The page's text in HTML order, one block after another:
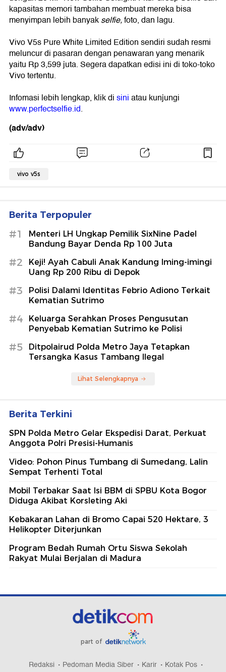
kapasitas memori tambahan membuat mereka bisa
menyimpan lebih banyakselfie,foto, dan lagu.
Vivo V5s Pure White Limited Edition sendiri sudah resmi
meluncur di pasaran dengan penawaran yang menarik
yaitu Rp 3,599 juta. Segera dapatkan edisi ini di toko-toko
Vivo tertentu.
Infomasi lebih lengkap, klik disiniatau kunjungi
www.perfectselfie.id.
(adv/adv)
vivo v5s
Berita Terpopuler
#1
Menteri LH Ungkap Pemilik SixNine Padel
Bandung Bayar Denda Rp 100 Juta
#2
Keji! Ayah Cabuli Anak Kandung Iming-imingi
Uang Rp 200 Ribu di Depok
#3
Polisi Dalami Identitas Febrio Adiono Terkait
Kematian Sutrimo
#4
Keluarga Serahkan Proses Pengusutan
Penyebab Kematian Sutrimo ke Polisi
#5
Ditpolairud Polda Metro Jaya Tetapkan
Tersangka Kasus Tambang Ilegal
Lihat Selengkapnya
Berita Terkini
SPN Polda Metro Gelar Ekspedisi Darat, Perkuat
Anggota Polri Presisi-Humanis
Video: Pohon Pinus Tumbang di Sumedang, Lalin
Sempat Terhenti Total
Mobil Terbakar Saat Isi BBM di SPBU Kota Bogor
Diduga Akibat Korsleting Aki
Kebakaran Lahan di Bromo Capai 520 Hektare, 3
Helikopter Diterjunkan
Program Bedah Rumah Ortu Siswa Sekolah
Rakyat Mulai Berjalan di Madura
part of
Redaksi Pedoman Media Siber Karir Kotak Pos